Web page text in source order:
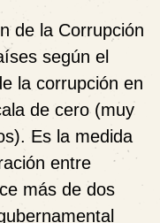
de la Corrupción
según el
la corrupción en
de cero (muy
Es la medida
entre
más de dos